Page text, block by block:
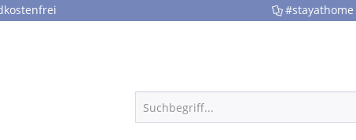
#stayathome